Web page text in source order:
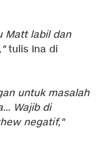
Matt labil dan
tulis Ina di
untuk masalah
Wajib di
negatif,"